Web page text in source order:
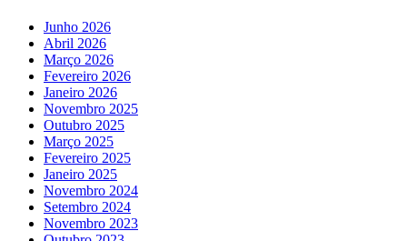
Junho 2026
Abril 2026
Março 2026
Fevereiro 2026
Janeiro 2026
Novembro 2025
Outubro 2025
Março 2025
Fevereiro 2025
Janeiro 2025
Novembro 2024
Setembro 2024
Novembro 2023